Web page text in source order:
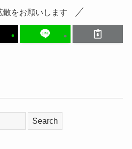
散をお願いします